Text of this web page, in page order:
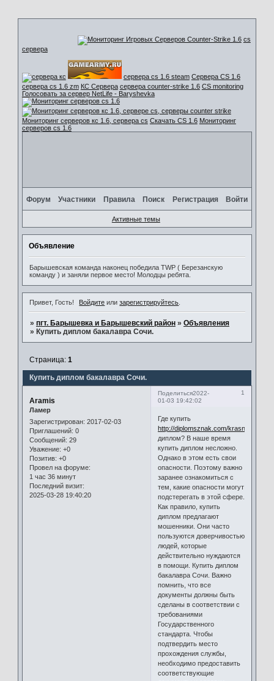
cs
сервера
сервера cs 1.6 steam Сервера CS 1.6
сервера cs 1.6 zm КС Сервера сервера counter-strike 1.6 CS monitoring
Голосовать за сервер NetLife - Baryshevka
Мониторинг серверов кс 1.6, сервера cs Скачать CS 1.6 Мониторинг
серверов cs 1.6
Форум Участники Правила Поиск Регистрация Войти
Активные темы
Объявление
Барышевская команда наконец победила TWP ( Березанскую
команду ) и заняли первое место! Молодцы ребята.
Привет, Гость! Войдите илизарегистрируйтесь
» пгт. Барышевка и Барышевский район » Объявления
» Купить диплом бакалавра Сочи.
Купить диплом бакалавра Сочи.
Страница: 1
Поделиться 1
2022-
01-03 19:42:02
Aramis
Ламер
Зарегистрирован: 2017-02-03
Приглашений: 0
Сообщений: 29
Уважение: +0
Позитив: +0
Провел на форуме:
1 час 36 минут
Последний визит:
2025-03-28 19:40:20
Где купить
http://diplomsznak.com/krasnoyarsk/
диплом? В наше время
купить диплом несложно.
Однако в этом есть свои
опасности. Поэтому важно
заранее ознакомиться с
тем, какие опасности могут
подстерегать в этой сфере.
Как правило, купить
диплом предлагают
мошенники. Они часто
пользуются доверчивостью
людей, которые
действительно нуждаются
в помощи. Купить диплом
бакалавра Сочи. Важно
помнить, что все
документы должны быть
сделаны в соответствии с
требованиями
Государственного
стандарта. Чтобы
подтвердить место
прохождения службы,
необходимо предоставить
соответствующие